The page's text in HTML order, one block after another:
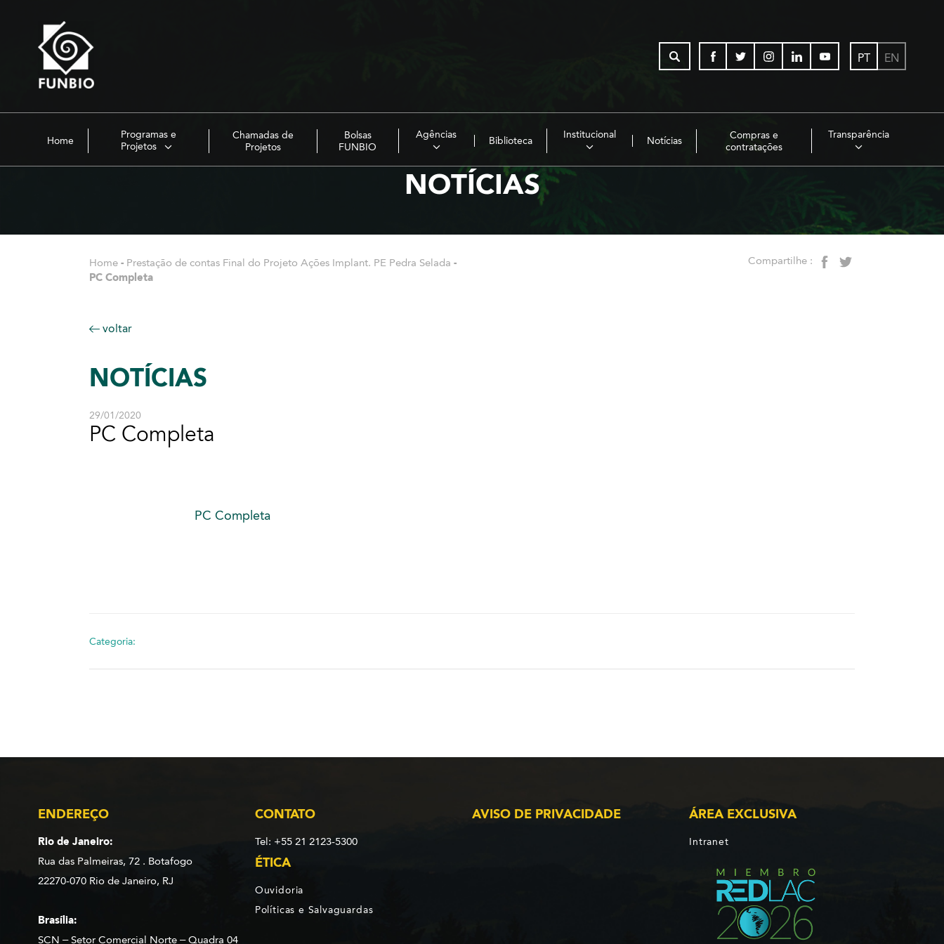
PT EN
Home
Programas e
Projetos
Chamadas de
Projetos
Bolsas
FUNBIO
Agências
Biblioteca
Institucional
Notícias
Compras e
contratações
Transparência
NOTÍCIAS
Home - Prestação de contas Final do Projeto Ações Implant. PE Pedra Selada -
PC Completa
Compartilhe :
voltar
NOTÍCIAS
29/01/2020
PC Completa
PC Completa
Categoria:
ENDEREÇO
Rio de Janeiro:
Rua das Palmeiras, 72 . Botafogo
22270-070 Rio de Janeiro, RJ
Brasília:
SCN – Setor Comercial Norte – Quadra 04
CONTATO
Tel: +55 21 2123-5300
AVISO DE PRIVACIDADE ÁREA EXCLUSIVA
Intranet
ÉTICA
Ouvidoria
Políticas e Salvaguardas